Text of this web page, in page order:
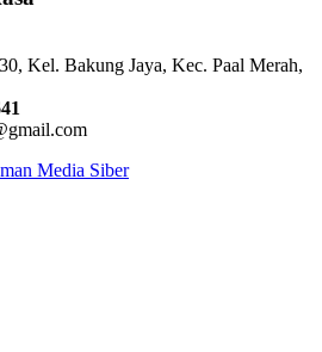
Kel. Bakung Jaya, Kec. Paal Merah,
Media Siber